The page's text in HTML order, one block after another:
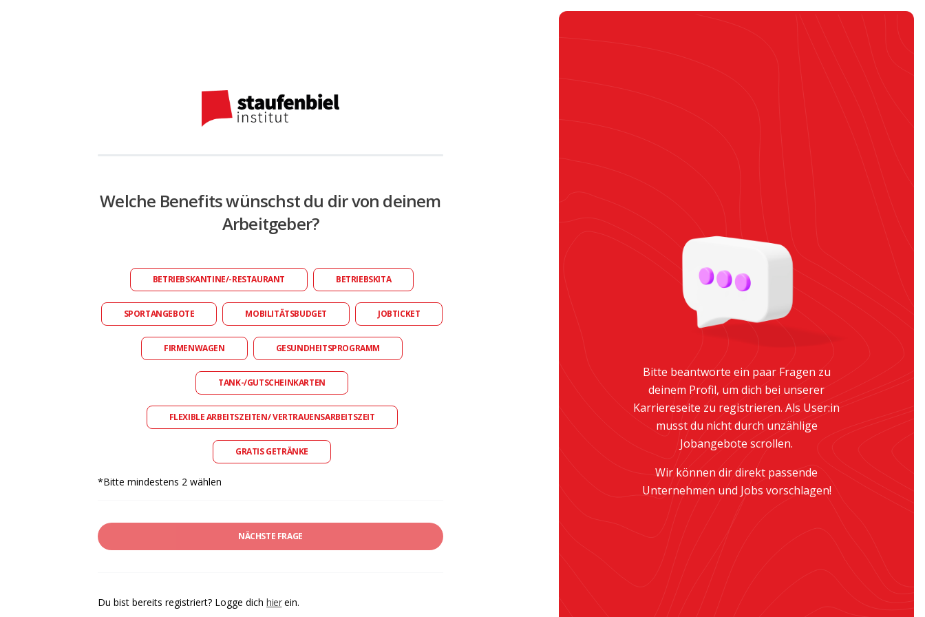
Welche Benefits wünschst du dir von deinem
Arbeitgeber?
BETRIEBSKANTINE/-RESTAURANT BETRIEBSKITA
SPORTANGEBOTE MOBILITÄTSBUDGET JOBTICKET
FIRMENWAGEN GESUNDHEITSPROGRAMM
TANK-/GUTSCHEINKARTEN
FLEXIBLE ARBEITSZEITEN/ VERTRAUENSARBEITSZEIT
GRATIS GETRÄNKE
*Bitte mindestens 2 wählen
NÄCHSTE FRAGE
Du bist bereits registriert? Logge dich hierein.
Bitte beantworte ein paar Fragen zu
deinem Profil, um dich bei unserer
Karriereseite zu registrieren. Als User:in
musst du nicht durch unzählige
Jobangebote scrollen.
Wir können dir direkt passende
Unternehmen und Jobs vorschlagen!